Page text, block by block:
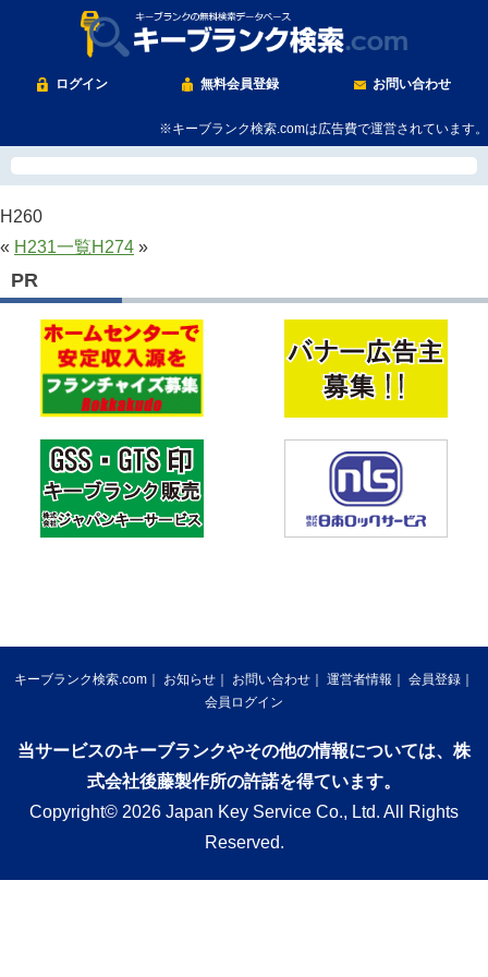
ログイン 無料会員登録 お問い合わせ
※キーブランク検索.comは広告費で運営されています。
H260
« H231一覧H274 »
PR
キーブランク検索.com お知らせ お問い合わせ 運営者情報
会員登録
会員ログイン
当サービスのキーブランクやその他の情報については、株
式会社後藤製作所の許諾を得ています。
Copyright© 2026 Japan Key Service Co., Ltd. All Rights
Reserved.